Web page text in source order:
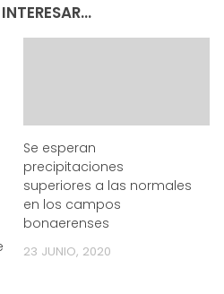
Se esperan
precipitaciones
superiores a las normales
en los campos
bonaerenses
23 JUNIO, 2020